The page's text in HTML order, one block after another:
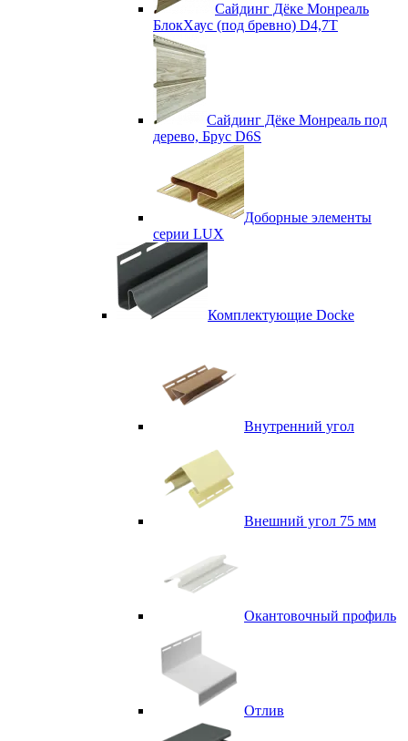
Сайдинг Дёке Монреаль
БлокХаус (под бревно) D4,7T
Сайдинг Дёке Монреаль под
дерево, Брус D6S
Доборные элементы
серии LUX
Комплектующие Docke
Внутренний угол
Внешний угол 75 мм
Окантовочный профиль
Отлив